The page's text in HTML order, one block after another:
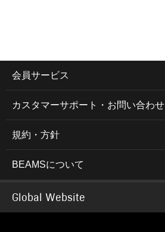
会員サービス
カスタマーサポート・お問い合わせ
規約・方針
BEAMSについて
Global Website